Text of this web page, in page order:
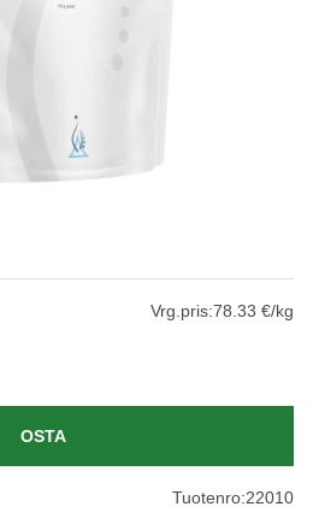
Vrg.pris:78.33 €/kg
OSTA
Tuotenro:22010